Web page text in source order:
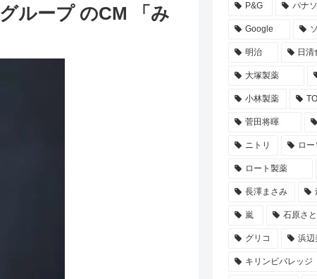
ループ のCM 「み
P&G パナ
Google
明治 日清
大塚製薬
小林製薬
菅田将暉
ニトリ ロー
ロート製薬
長澤まさみ
嵐 石原さ
グリコ 浜辺
キリンビバレッジ